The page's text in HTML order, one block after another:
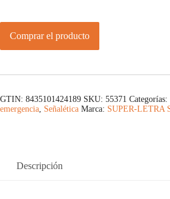
Comprar el producto
GTIN: 8435101424189 SKU: 55371 Categorías:
emergencia, Señalética Marca: SUPER-LETRA
Descripción